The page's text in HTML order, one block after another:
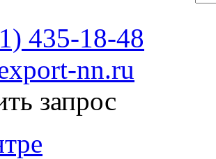
435-18-48
nn.ru
запрос